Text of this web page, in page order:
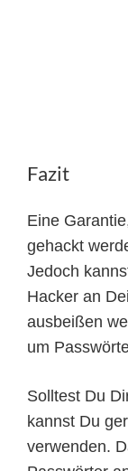
Fazit
Eine
gehackt
Jedoch
Hacker an
ausbeißen
um
Solltest Du
kannst Du
verwenden.